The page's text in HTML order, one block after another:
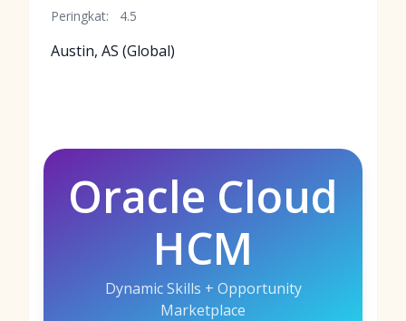
Peringkat: 4.5
Austin, AS (Global)
Oracle Cloud
HCM
Dynamic Skills + Opportunity
Marketplace